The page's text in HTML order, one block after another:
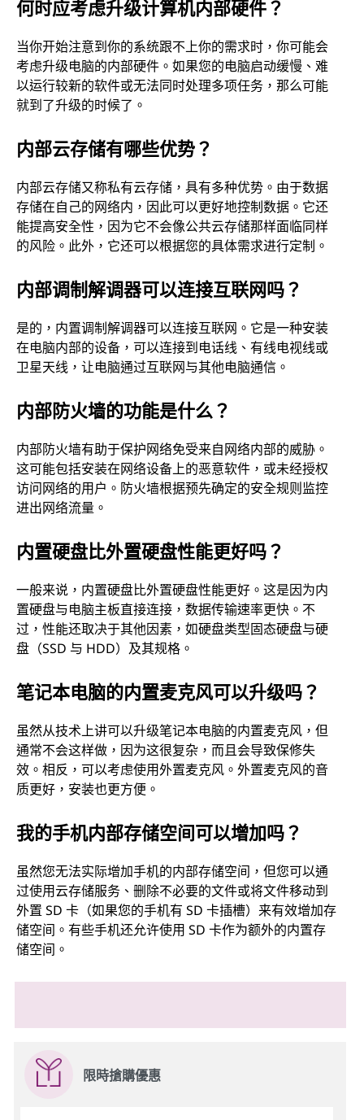
何时应考虑升级计算机内部硬件？
当你开始注意到你的系统跟不上你的需求时，你可能会
考虑升级电脑的内部硬件。如果您的电脑启动缓慢、难
以运行较新的软件或无法同时处理多项任务，那么可能
就到了升级的时候了。
内部云存储有哪些优势？
内部云存储又称私有云存储，具有多种优势。由于数据
存储在自己的网络内，因此可以更好地控制数据。它还
能提高安全性，因为它不会像公共云存储那样面临同样
的风险。此外，它还可以根据您的具体需求进行定制。
内部调制解调器可以连接互联网吗？
是的，内置调制解调器可以连接互联网。它是一种安装
在电脑内部的设备，可以连接到电话线、有线电视线或
卫星天线，让电脑通过互联网与其他电脑通信。
内部防火墙的功能是什么？
内部防火墙有助于保护网络免受来自网络内部的威胁。
这可能包括安装在网络设备上的恶意软件，或未经授权
访问网络的用户。防火墙根据预先确定的安全规则监控
进出网络流量。
内置硬盘比外置硬盘性能更好吗？
一般来说，内置硬盘比外置硬盘性能更好。这是因为内
置硬盘与电脑主板直接连接，数据传输速率更快。不
过，性能还取决于其他因素，如硬盘类型固态硬盘与硬
盘（SSD 与 HDD）及其规格。
笔记本电脑的内置麦克风可以升级吗？
虽然从技术上讲可以升级笔记本电脑的内置麦克风，但
通常不会这样做，因为这很复杂，而且会导致保修失
效。相反，可以考虑使用外置麦克风。外置麦克风的音
质更好，安装也更方便。
我的手机内部存储空间可以增加吗？
虽然您无法实际增加手机的内部存储空间，但您可以通
过使用云存储服务、删除不必要的文件或将文件移动到
外置 SD 卡（如果您的手机有 SD 卡插槽）来有效增加存
储空间。有些手机还允许使用 SD 卡作为额外的内置存
储空间。
限時搶購優惠